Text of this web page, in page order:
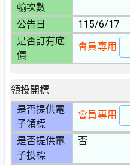
輸次數
公告日
115/6/17
是否訂有底
價
會員專用
領投開標
是否提供電
子領標
會員專用
是否提供電
子投標
否